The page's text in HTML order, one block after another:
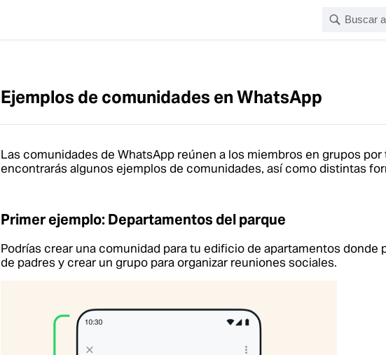
Ejemplos de comunidades en WhatsApp
Las comunidades de WhatsApp reúnen a los miembros en grupos
encontrarás algunos ejemplos de comunidades, así como distintas
Primer ejemplo: Departamentos del parque
Podrías crear una comunidad para tu edificio de apartamentos donde
de padres y crear un grupo para organizar reuniones sociales.